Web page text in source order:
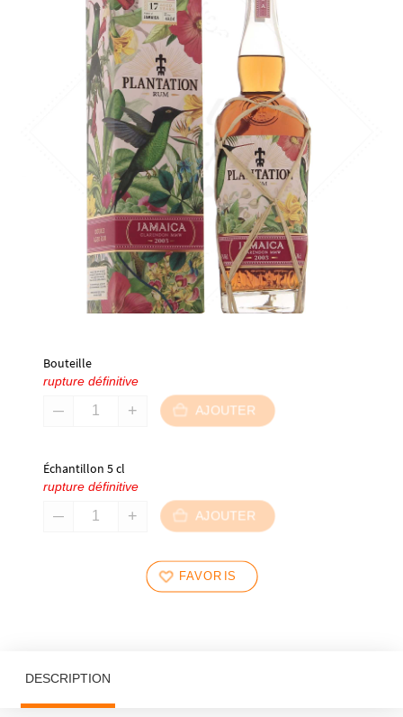
Bouteille
rupture définitive
AJOUTER
Échantillon 5 cl
rupture définitive
AJOUTER
FAVORIS
DESCRIPTION